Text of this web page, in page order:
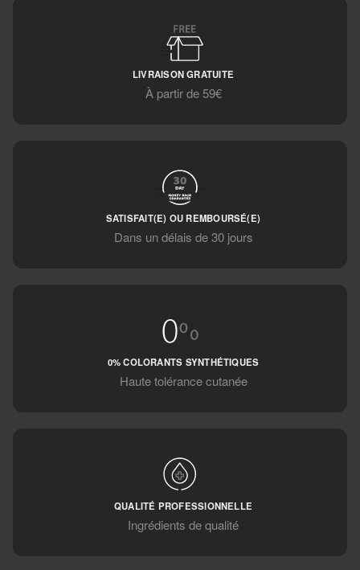
LIVRAISON GRATUITE
À partir de 59€
SATISFAIT(E) OU REMBOURSÉ(E)
Dans un délais de 30 jours
0% COLORANTS SYNTHÉTIQUES
Haute tolérance cutanée
QUALITÉ PROFESSIONNELLE
Ingrédients de qualité